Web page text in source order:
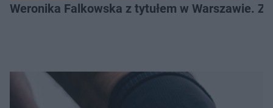
Weronika Falkowska z tytułem w Warszawie.